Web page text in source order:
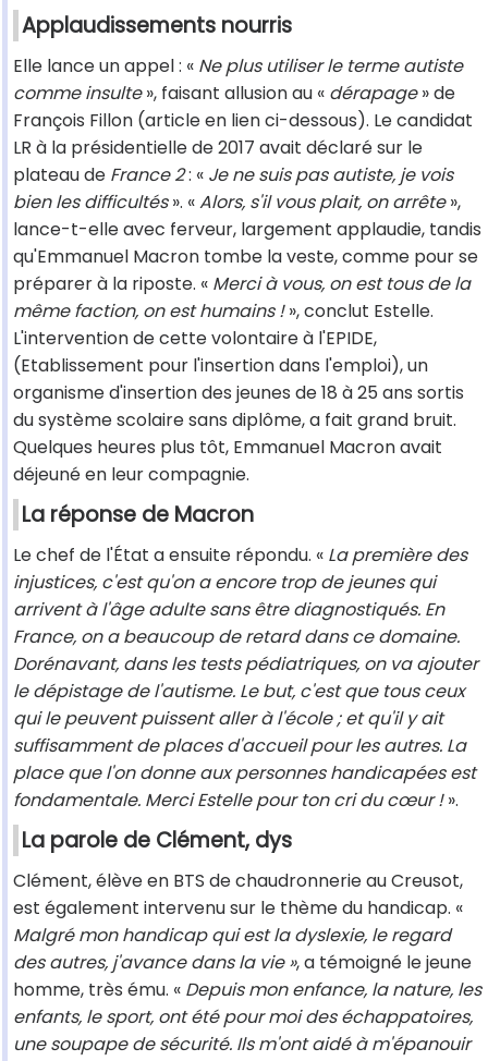
Applaudissements nourris
Elle lance un appel : « Ne plus utiliser le terme autiste
comme insulte», faisant allusion au « dérapage» de
François Fillon (article en lien ci-dessous). Le candidat
LR à la présidentielle de 2017 avait déclaré sur le
plateau de France 2: « Je ne suis pas autiste, je vois
bien les difficultés». «Alors, s'il vous plait, on arrête»,
lance-t-elle avec ferveur, largement applaudie, tandis
qu'Emmanuel Macron tombe la veste, comme pour se
préparer à la riposte. « Merci à vous, on est tous de la
même faction, on est humains !», conclut Estelle.
L'intervention de cette volontaire à l'EPIDE,
(Etablissement pour l'insertion dans l'emploi), un
organisme d'insertion des jeunes de 18 à 25 ans sortis
du système scolaire sans diplôme, a fait grand bruit.
Quelques heures plus tôt, Emmanuel Macron avait
déjeuné en leur compagnie.
La réponse de Macron
Le chef de l'État a ensuite répondu. « La première des
injustices, c'est qu'on a encore trop de jeunes qui
arrivent à l'âge adulte sans être diagnostiqués. En
France, on a beaucoup de retard dans ce domaine.
Dorénavant, dans les tests pédiatriques, on va ajouter
le dépistage de l'autisme. Le but, c'est que tous ceux
qui le peuvent puissent aller à l'école ; et qu'il y ait
suffisamment de places d'accueil pour les autres. La
place que l'on donne aux personnes handicapées est
fondamentale. Merci Estelle pour ton cri du cœur !».
La parole de Clément, dys
Clément, élève en BTS de chaudronnerie au Creusot,
est également intervenu sur le thème du handicap. «
Malgré mon handicap qui est la dyslexie, le regard
des autres, j'avance dans la vie », a témoigné le jeune
homme, très ému. « Depuis mon enfance, la nature, les
enfants, le sport, ont été pour moi des échappatoires,
une soupape de sécurité. Ils m'ont aidé à m'épanouir